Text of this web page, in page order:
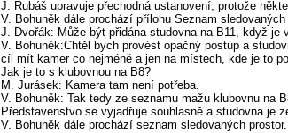
J. Rubáš upravuje přechodná ustanovení, protože
V. Bohuněk dále prochází přílohu Seznam
J. Dvořák: Může být přidána studovna na B11, když je
V. Bohuněk:Chtěl bych provést opačný postup a
cíl mít kamer co nejméně a jen na místech, kde je to
Jak je to s klubovnou na B8?
M. Jurásek: Kamera tam není potřeba.
V. Bohuněk: Tak tedy ze seznamu mažu klubovnu na
Představenstvo se vyjadřuje souhlasně a studovna je
V. Bohuněk dále prochází seznam sledovaných